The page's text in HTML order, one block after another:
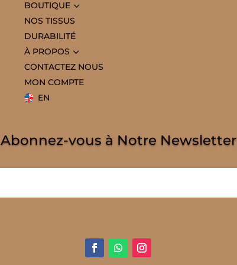
BOUTIQUE3
NOS TISSUS
DURABILITÉ
À PROPOS 3
CONTACTEZ NOUS
MON COMPTE
EN
Abonnez-vous à Notre Newsletter